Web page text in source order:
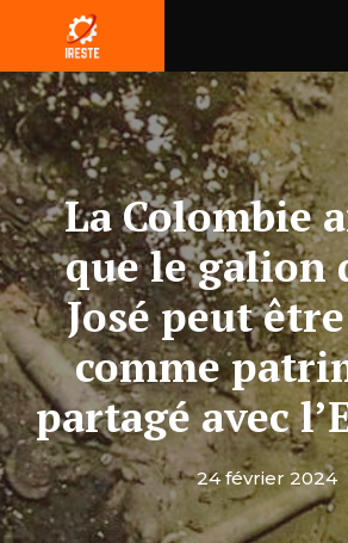
contenu
La Colombie
que le galion
José peut
comme
partagé avec
24 février 2024